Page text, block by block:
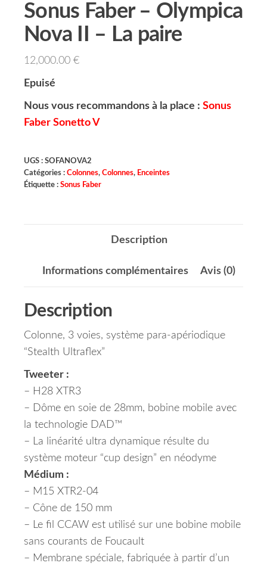
Sonus Faber – Olympica
Nova II – La paire
12,000.00 €
Epuisé
Nous vous recommandons à la place : Sonus
Faber Sonetto V
UGS : SOFANOVA2
Catégories : Colonnes, Colonnes, Enceintes
Étiquette : Sonus Faber
Description
Informations complémentaires Avis (0)
Description
Colonne, 3 voies, système para-apériodique
“Stealth Ultraflex”
Tweeter :
– H28 XTR3
– Dôme en soie de 28mm, bobine mobile avec
la technologie DAD™
– La linéarité ultra dynamique résulte du
système moteur “cup design” en néodyme
Médium :
– M15 XTR2-04
– Cône de 150 mm
– Le fil CCAW est utilisé sur une bobine mobile
sans courants de Foucault
– Membrane spéciale, fabriquée à partir d’un